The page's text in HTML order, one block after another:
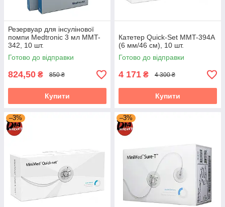
Резервуар для інсулінової
помпи Medtronic 3 мл MMT-
342, 10 шт.
Готово до відправки
824,50 ₴ 850 ₴
Купити
Катетер Quick-Set MMT-394А
(6 мм/46 см), 10 шт.
Готово до відправки
4 171 ₴ 4 300 ₴
Купити
–3% –3%